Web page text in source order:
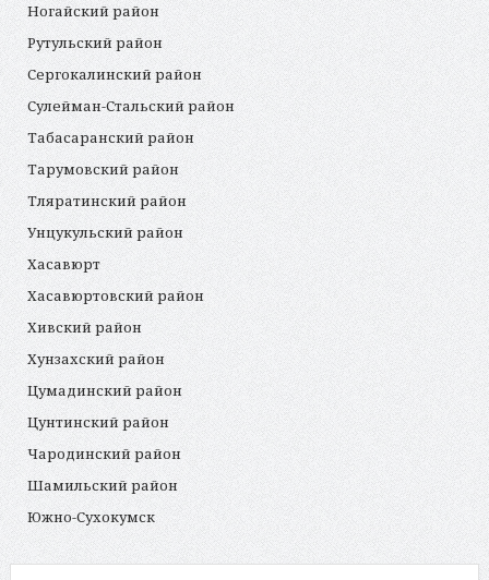
Ногайский район
Рутульский район
Сергокалинский район
Сулейман-Стальский район
Табасаранский район
Тарумовский район
Тляратинский район
Унцукульский район
Хасавюрт
Хасавюртовский район
Хивский район
Хунзахский район
Цумадинский район
Цунтинский район
Чародинский район
Шамильский район
Южно-Сухокумск